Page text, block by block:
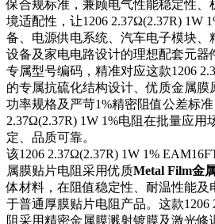
保合规标准，兼顾电气性能稳定性、
境适配性，让1206 2.37Ω(2.37R) 1W
备、电源供电系统、汽车电子模块、
设备及家电电路设计的理想配套元器
专属型号编码，精准对应这款1206
的专属抗硫化结构设计、优质金属膜
功率规格及严苛1%精密阻值公差标
2.37Ω(2.37R) 1W 1%电阻在批量应用
定、品质可靠。
该1206 2.37Ω(2.37R) 1W 1%
属膜贴片电阻采用优质Metal Film金
体材料，在阻值稳定性、耐温性能及
于普通厚膜贴片电阻产品。这款1206
阻采用精密金属膜溅射镀膜及激光修